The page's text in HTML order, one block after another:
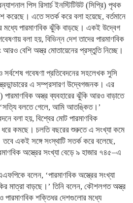
পিস রিসার্চ ইনস্টিটিউট (সিপ্রি) পৃথক
করেছে। এতে সতর্ক করে বলা হয়েছে, বর্তমানে
মধ্যে পারমাণবিক ঝুঁকি বাড়ছে। একই উদ্বেগ
বলা হয়, বিভিন্ন দেশ তাদের পারমাণবিক
বেশি অস্ত্র মোতায়েনের প্রস্তুতি নিচ্ছে।
গবেষণা প্রতিবেদনের সহলেখক সুসি
এ সম্প্রসারণ উদ্বেগজনক। এর
অস্ত্র ব্যবহারের ঝুঁকি আরও বাড়াতে
বলতে গেলে, আমি আতঙ্কিত।’
বলা হয়, বিশ্বের মোট পারমাণবিক
কমছে। চলতি বছরের শুরুতে এ সংখ্যা কমে
একই সঙ্গে সংস্থাটি সতর্ক করে বলেছে,
অস্ত্রের সংখ্যা বেড়ে ৯ হাজার ৭৪৫–এ
বলেন, ‘পারমাণবিক অস্ত্রের সংখ্যা
মাত্রা বাড়ছে।’ তিনি বলেন, কৌশলগত অস্ত্র
ও পারমাণবিক শক্তিধর দেশগুলোর মধ্যে